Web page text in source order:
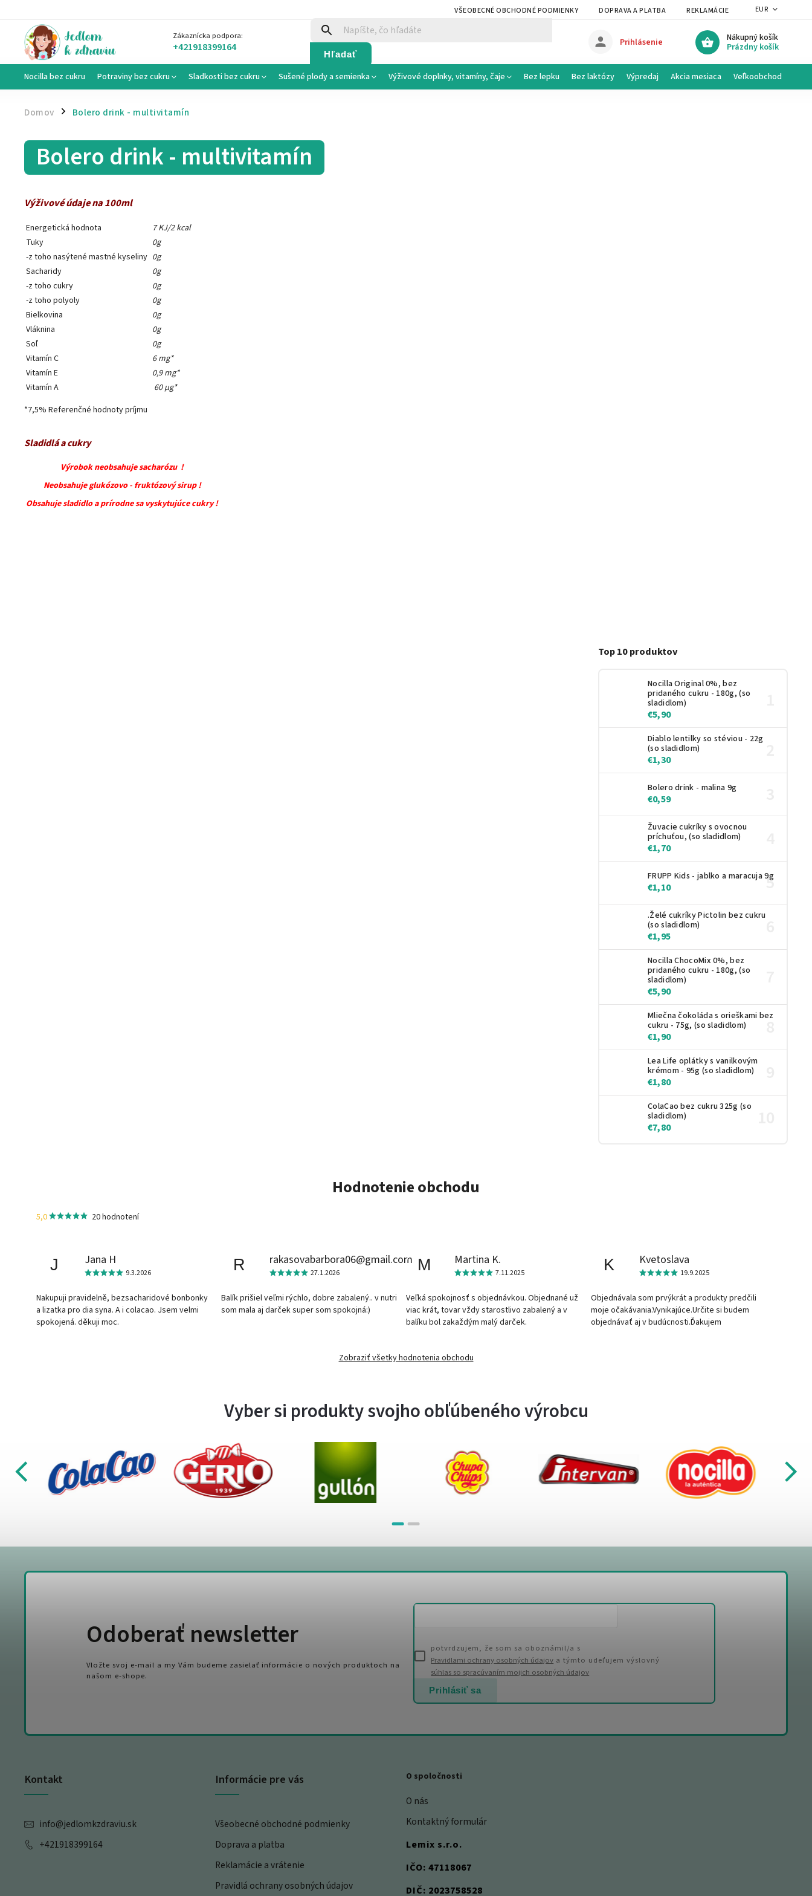
VŠEOBECNÉ OBCHODNÉ PODMIENKY DOPRAVA A PLATBA REKLAMÁCIE A VRÁTENIE
EUR
Zákaznícka podpora:
+421918399164 Hľadať
Nákupný košík
Prázdny košík
Prihlásenie
Nocilla bez cukru Potraviny bez cukru Sladkosti bez cukru Sušené plody a semienka Výživové doplnky, vitamíny, čaje Bez lepku Bez laktózy Výpredaj Akcia mesiaca Veľkoobchod
Domov / Bolero drink - multivitamín
Top 10 produktov
Nocilla Original 0%, bez
pridaného cukru - 180g, (so
sladidlom)
€5,90
Diablo lentilky so stéviou - 22g
(so sladidlom)
€1,30
Bolero drink - malina 9g
€0,59
Žuvacie cukríky s ovocnou
príchuťou, (so sladidlom)
€1,70
FRUPP Kids - jablko a maracuja 9g
€1,10
.Želé cukríky Pictolin bez cukru
(so sladidlom)
€1,95
Nocilla ChocoMix 0%, bez
pridaného cukru - 180g, (so
sladidlom)
€5,90
Mliečna čokoláda s orieškami bez
cukru - 75g, (so sladidlom)
€1,90
Lea Life oplátky s vanilkovým
krémom - 95g (so sladidlom)
€1,80
ColaCao bez cukru 325g (so
sladidlom)
€7,80
Bolero drink - multivitamín
Výživové údaje na 100ml
Energetická hodnota
7 KJ/2 kcal
Tuky
0g
-z toho nasýtené mastné kyseliny 0g
Sacharidy
0g
-z toho cukry
0g
-z toho polyoly
0g
Bielkovina
0g
Vláknina
0g
Soľ
0g
Vitamín C
6 mg*
Vitamín E
0,9 mg*
Vitamín A
60 µg*
*7,5% Referenčné hodnoty príjmu
Sladidlá a cukry
Výrobok neobsahuje sacharózu !
Neobsahuje glukózovo - fruktózový sirup !
Obsahuje sladidlo a prírodne sa vyskytujúce cukry !
Hodnotenie obchodu
5,0 20 hodnotení
J Jana H
9.3.2026
Nakupuji pravidelně, bezsacharidové bonbonky
a lizatka pro dia syna. A i colacao. Jsem velmi
spokojená. děkuji moc.
R rakasovabarbora06@gmail.com
27.1.2026
Balík prišiel veľmi rýchlo, dobre zabalený.. v nutri
som mala aj darček super som spokojná:)
M Martina K.
7.11.2025
Veľká spokojnosť s objednávkou. Objednané už
viac krát, tovar vždy starostlivo zabalený a v
balíku bol zakaždým malý darček.
K Kvetoslava
19.9.2025
Objednávala som prvýkrát a produkty predčili
moje očakávania.Vynikajúce.Určite si budem
objednávať aj v budúcnosti.Ďakujem
Zobraziť všetky hodnotenia obchodu
Vyber si produkty svojho obľúbeného výrobcu
Kontakt
info@jedlomkzdraviu.sk
+421918399164
Informácie pre vás
Všeobecné obchodné podmienky
Doprava a platba
Reklamácie a vrátenie
Pravidlá ochrany osobných údajov
O spoločnosti
O nás
Kontaktný formulár
Lemix s.r.o.
IČO: 47118067
DIČ: 2023758528
Odoberať newsletter
Vložte svoj e-mail a my Vám budeme zasielať informácie o nových produktoch na
našom e-shope.
potvrdzujem, že som sa oboznámil/a s
Pravidlami ochrany osobných údajov a týmto udeľujem výslovný
súhlas so spracúvaním mojich osobných údajov
Prihlásiť sa